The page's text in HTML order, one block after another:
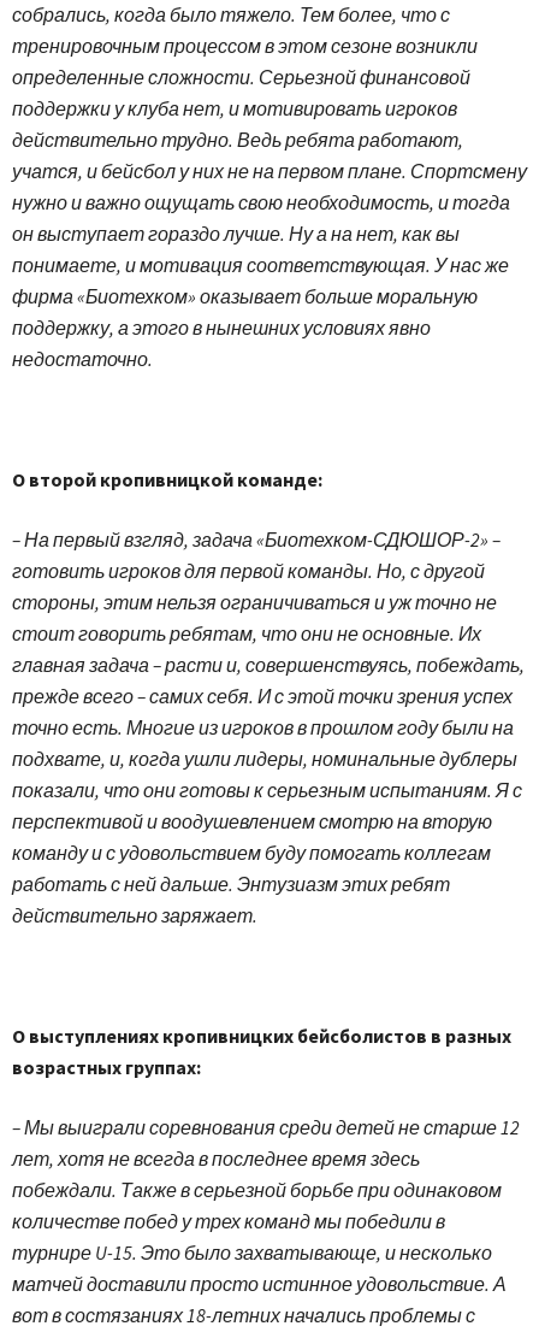
собрались, когда было тяжело. Тем более, что с
тренировочным процессом в этом сезоне возникли
определенные сложности. Серьезной финансовой
поддержки у клуба нет, и мотивировать игроков
действительно трудно. Ведь ребята работают,
учатся, и бейсбол у них не на первом плане. Спортсмену
нужно и важно ощущать свою необходимость, и тогда
он выступает гораздо лучше. Ну а на нет, как вы
понимаете, и мотивация соответствующая. У нас же
фирма «Биотехком» оказывает больше моральную
поддержку, а этого в нынешних условиях явно
недостаточно.
О второй кропивницкой команде:
– На первый взгляд, задача «Биотехком-СДЮШОР-2» –
готовить игроков для первой команды. Но, с другой
стороны, этим нельзя ограничиваться и уж точно не
стоит говорить ребятам, что они не основные. Их
главная задача – расти и, совершенствуясь, побеждать,
прежде всего – самих себя. И с этой точки зрения успех
точно есть. Многие из игроков в прошлом году были на
подхвате, и, когда ушли лидеры, номинальные дублеры
показали, что они готовы к серьезным испытаниям. Я с
перспективой и воодушевлением смотрю на вторую
команду и с удовольствием буду помогать коллегам
работать с ней дальше. Энтузиазм этих ребят
действительно заряжает.
О выступлениях кропивницких бейсболистов в разных
возрастных группах:
– Мы выиграли соревнования среди детей не старше 12
лет, хотя не всегда в последнее время здесь
побеждали. Также в серьезной борьбе при одинаковом
количестве побед у трех команд мы победили в
турнире U-15. Это было захватывающе, и несколько
матчей доставили просто истинное удовольствие. А
вот в состязаниях 18-летних начались проблемы с